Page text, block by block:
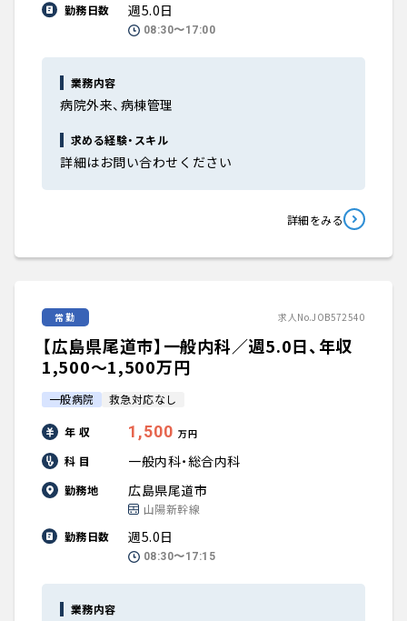
勤務日数
週5.0日
08:30〜17:00
業務内容
病院外来、病棟管理
求める経験・スキル
詳細はお問い合わせください
詳細をみる
常勤 求人No.JOB572540
【広島県尾道市】一般内科／週5.0日、年収
1,500〜1,500万円
一般病院 救急対応なし
年 収 1,500 万円
科 目 一般内科・総合内科
勤務地 広島県尾道市
山陽新幹線
勤務日数
週5.0日
08:30〜17:15
業務内容